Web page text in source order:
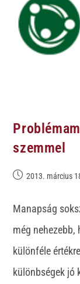
szemmel
2013. március
Manapság
még
különféle
különbségek jó